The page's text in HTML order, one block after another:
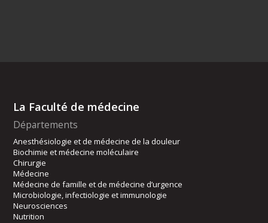
La Faculté de médecine
Départements
Anesthésiologie et de médecine de la douleur
Biochimie et médecine moléculaire
Chirurgie
Médecine
Médecine de famille et de médecine d’urgence
Microbiologie, infectiologie et immunologie
Neurosciences
Nutrition